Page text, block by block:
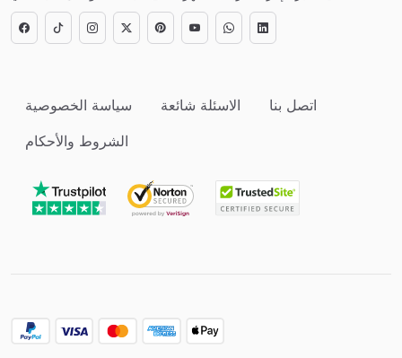
سياسة الخصوصية الاسئلة شائعة
اتصل بنا
الشروط والأحكام